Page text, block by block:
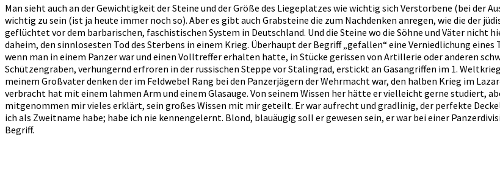
Man sieht auch an der Gewichtigkeit der Steine und der Größe des Liegeplatzes wie wichtig sich Verstorbene (bei der
wichtig zu sein (ist ja heute immer noch so). Aber es gibt auch Grabsteine die zum Nachdenken anregen, wie die der
geflüchtet vor dem barbarischen, faschistischen System in Deutschland. Und die Steine wo die Söhne und Väter nicht
daheim, den sinnlosesten Tod des Sterbens in einem Krieg. Überhaupt der Begriff „gefallen“ eine Verniedlichung
wenn man in einem Panzer war und einen Volltreffer erhalten hatte, in Stücke gerissen von Artillerie oder anderen
Schützengraben, verhungernd erfroren in der russischen Steppe vor Stalingrad, erstickt an Gasangriffen im 1.
meinem Großvater denken der im Feldwebel Rang bei den Panzerjägern der Wehrmacht war, den halben Krieg im
verbracht hat mit einem lahmen Arm und einem Glasauge. Von seinem Wissen her hätte er vielleicht gerne studiert,
mitgenommen mir vieles erklärt, sein großes Wissen mit mir geteilt. Er war aufrecht und gradlinig, der perfekte
ich als Zweitname habe; habe ich nie kennengelernt. Blond, blauäugig soll er gewesen sein, er war bei einer
Begriff.